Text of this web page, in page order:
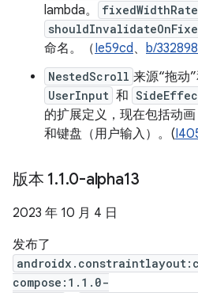
lambda。
fixedWidthRate
命名。（Ie59cd、 b/
NestedScroll 来源“拖动
UserInput 和
的扩展定义，现在包括动
和键盘（用户输入）。(
版本 1.1.0-alpha13
2023 年 10 月 4 日
发布了
compose:1.1.0-